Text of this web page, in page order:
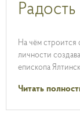
На чём строится
личности
епископа
Читать